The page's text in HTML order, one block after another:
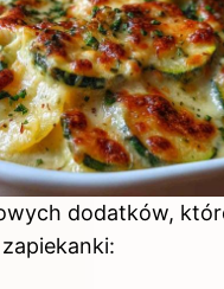
dodatków,